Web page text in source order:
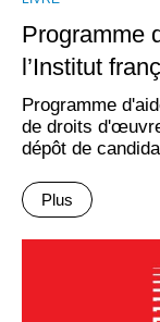
Programme
l’Institut
Programme
de droits
dépôt de
Plus